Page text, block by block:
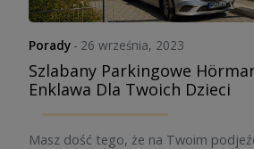
Porady - 26 września, 2023
Szlabany Parkingowe
Enklawa Dla Twoich Dzieci
Masz dość tego, że na Twoim